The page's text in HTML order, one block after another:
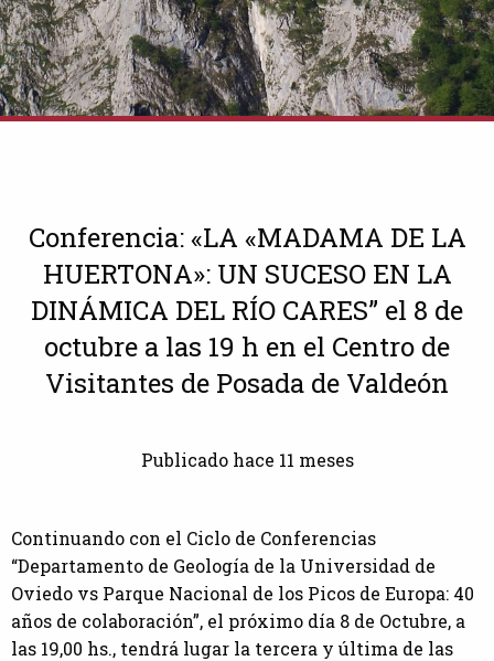
Conferencia: «LA «MADAMA DE LA
HUERTONA»: UN SUCESO EN LA
DINÁMICA DEL RÍO CARES” el 8 de
octubre a las 19 h en el Centro de
Visitantes de Posada de Valdeón
Publicado hace 11 meses
Continuando con el Ciclo de Conferencias
“Departamento de Geología de la Universidad de
Oviedo vs Parque Nacional de los Picos de Europa: 40
años de colaboración”, el próximo día 8 de Octubre, a
las 19,00 hs., tendrá lugar la tercera y última de las